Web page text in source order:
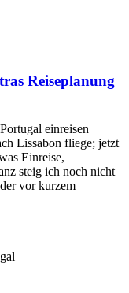
Reiseplanung
einreisen
Lissabon fliege; jetzt
Einreise,
steig ich noch nicht
vor kurzem